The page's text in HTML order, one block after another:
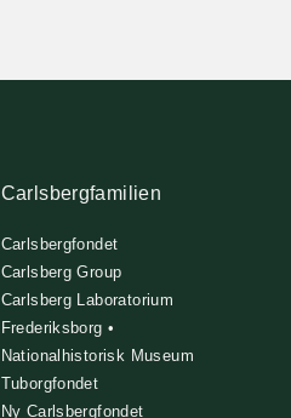
Carlsbergfamilien
Carlsbergfondet
Carlsberg Group
Carlsberg Laboratorium
Frederiksborg •
Nationalhistorisk Museum
Tuborgfondet
Ny Carlsbergfondet